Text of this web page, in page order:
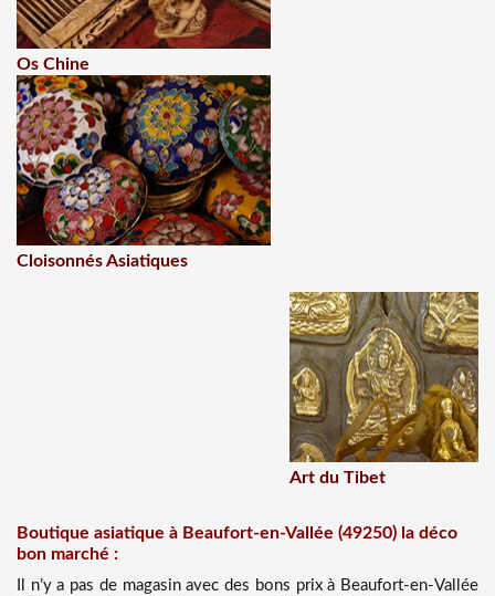
Os Chine
Cloisonnés Asiatiques
Art du Tibet
Boutique asiatique à Beaufort-en-Vallée (49250) la déco
bon marché :
Il n’y a pas de magasin avec des bons prix à Beaufort-en-Vallée